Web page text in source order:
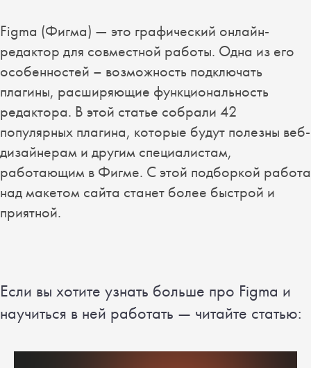
Figma (Фигма) — это графический онлайн-
редактор для совместной работы. Одна из его
особенностей – возможность подключать
плагины, расширяющие функциональность
редактора. В этой статье собрали 42
популярных плагина, которые будут полезны веб-
дизайнерам и другим специалистам,
работающим в Фигме. С этой подборкой работа
над макетом сайта станет более быстрой и
приятной.
Если вы хотите узнать больше про Figma и
научиться в ней работать — читайте статью: